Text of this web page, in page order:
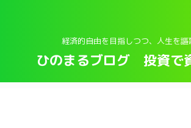
経済的自由を目指しつつ、人生を謳
ひのまるブログ 投資で